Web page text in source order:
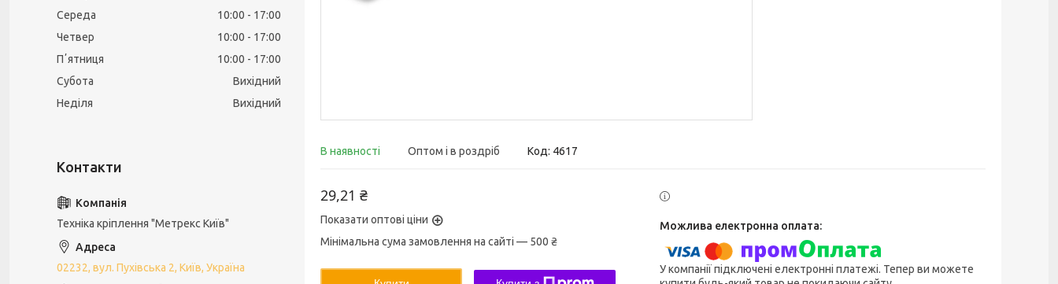
В наявності Оптом і в роздріб Код: 4617
29,21 ₴
Показати оптові ціни
Мінімальна сума замовлення на сайті — 500 ₴
У компанії підключені електронні платежі. Тепер ви можете
Середа
10:00
17:00
Четвер
10:00
17:00
Пʼятниця
10:00
17:00
Субота
Вихідний
Неділя
Вихідний
Техніка кріплення "Метрекс Київ"
02232, вул. Пухівська 2, Київ, Україна